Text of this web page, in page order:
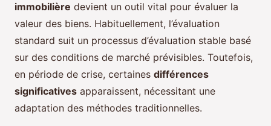
immobilière devient un outil vital pour évaluer la
valeur des biens. Habituellement, l’évaluation
standard suit un processus d’évaluation stable basé
sur des conditions de marché prévisibles. Toutefois,
en période de crise, certaines différences
significatives apparaissent, nécessitant une
adaptation des méthodes traditionnelles.